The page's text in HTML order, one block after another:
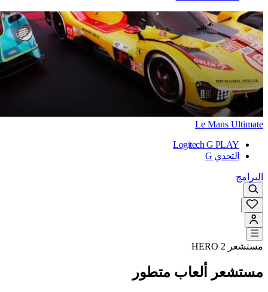
Le Mans Ultimate
Logitech G PLAY
التحدي G
البرامج
مستشعر HERO 2
مستشعر ألعاب متطور